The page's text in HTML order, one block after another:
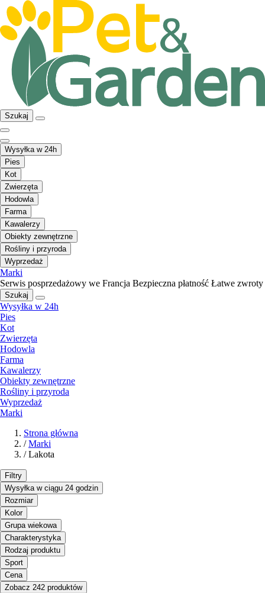
Szukaj
Wysyłka w 24h
Pies
Kot
Zwierzęta
Hodowla
Farma
Kawalerzy
Obiekty zewnętrzne
Rośliny i przyroda
Wyprzedaż
Marki
Serwis posprzedażowy we Francja Bezpieczna płatność Łatwe zwroty
Szukaj
Wysyłka w 24h
Pies
Kot
Zwierzęta
Hodowla
Farma
Kawalerzy
Obiekty zewnętrzne
Rośliny i przyroda
Wyprzedaż
Marki
Strona główna
/ Marki
/ Lakota
Filtry
Wysyłka w ciągu 24 godzin
Rozmiar
Kolor
Grupa wiekowa
Charakterystyka
Rodzaj produktu
Sport
Cena
Zobacz 242 produktów